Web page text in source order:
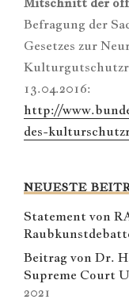
Befragung der
Gesetzes zur
13.04.2016:
http://
des-
NEUESTE
Statement von
Beitrag von Dr.
Supreme Court
2021